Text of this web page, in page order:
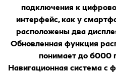
подключения к
интерфейс, как у
расположены два
Обновленная функция
понимает до 6000
Навигационная система с